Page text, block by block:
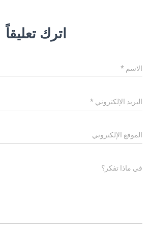
اترك تعليقاً
الاسم *
البريد الإلكتروني *
الموقع الإلكتروني
في ماذا تفكر؟